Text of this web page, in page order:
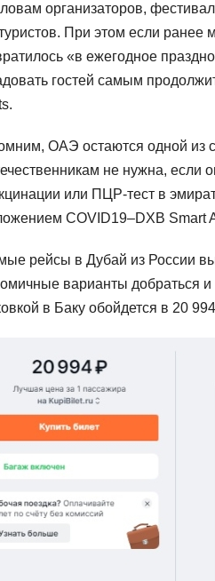
организаторов,
При этом если ранее
«в ежегодное
гостей самым
ОАЭ остаются одной из
не нужна, если
или ПЦР-тест в
COVID19–DXB Smart
рейсы в Дубай из России
варианты добраться
в Баку обойдется в 20